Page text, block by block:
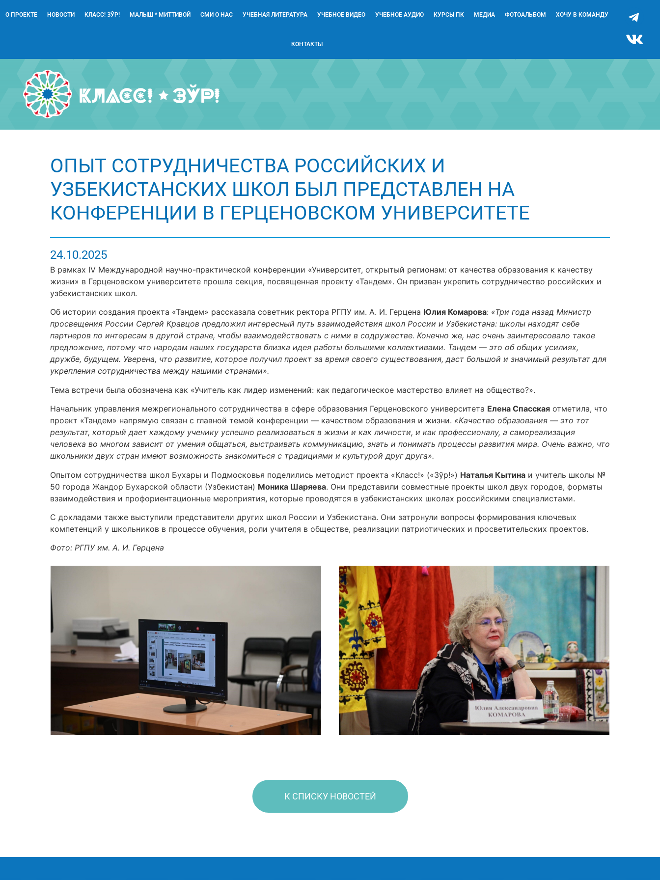
О ПРОЕКТЕ НОВОСТИ КЛАСС! ЗЎР! МАЛЫШ * МИТТИВОЙ СМИ О НАС УЧЕБНАЯ ЛИТЕРАТУРА УЧЕБНОЕ ВИДЕО УЧЕБНОЕ АУДИО КУРСЫ ПК МЕДИА ФОТОАЛЬБОМ ХОЧУ В КОМАНДУ
КОНТАКТЫ
ОПЫТ СОТРУДНИЧЕСТВА РОССИЙСКИХ И
УЗБЕКИСТАНСКИХ ШКОЛ БЫЛ ПРЕДСТАВЛЕН НА
КОНФЕРЕНЦИИ В ГЕРЦЕНОВСКОМ УНИВЕРСИТЕТЕ
24.10.2025
В рамках IV Международной научно-практической конференции «Университет, открытый регионам: от качества образования к качеству
жизни» в Герценовском университете прошла секция, посвященная проекту «Тандем». Он призван укрепить сотрудничество российских и
узбекистанских школ.
Об истории создания проекта «Тандем» рассказала советник ректора РГПУ им. А. И. Герцена Юлия Комарова: «Три года назад Министр
просвещения России Сергей Кравцов предложил интересный путь взаимодействия школ России и Узбекистана: школы находят себе
партнеров по интересам в другой стране, чтобы взаимодействовать с ними в содружестве. Конечно же, нас очень заинтересовало такое
предложение, потому что народам наших государств близка идея работы большими коллективами. Тандем — это об общих усилиях,
дружбе, будущем. Уверена, что развитие, которое получил проект за время своего существования, даст большой и значимый результат для
укрепления сотрудничества между нашими странами».
Тема встречи была обозначена как «Учитель как лидер изменений: как педагогическое мастерство влияет на общество?».
Начальник управления межрегионального сотрудничества в сфере образования Герценовского университета Елена Спасская отметила, что
проект «Тандем» напрямую связан с главной темой конференции — качеством образования и жизни. «Качество образования — это тот
результат, который дает каждому ученику успешно реализоваться в жизни и как личности, и как профессионалу, а самореализация
человека во многом зависит от умения общаться, выстраивать коммуникацию, знать и понимать процессы развития мира. Очень важно, что
школьники двух стран имеют возможность знакомиться с традициями и культурой друг друга».
Опытом сотрудничества школ Бухары и Подмосковья поделились методист проекта «Класс!» («Зўр!») Наталья Кытина и учитель школы №
50 города Жандор Бухарской области (Узбекистан) Моника Шаряева. Они представили совместные проекты школ двух городов, форматы
взаимодействия и профориентационные мероприятия, которые проводятся в узбекистанских школах российскими специалистами.
С докладами также выступили представители других школ России и Узбекистана. Они затронули вопросы формирования ключевых
компетенций у школьников в процессе обучения, роли учителя в обществе, реализации патриотических и просветительских проектов.
Фото: РГПУ им. А. И. Герцена
К СПИСКУ НОВОСТЕЙ